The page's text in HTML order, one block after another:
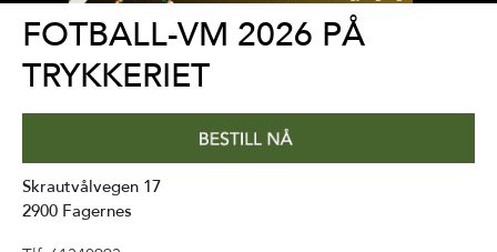
FOTBALL-VM 2026 PÅ
TRYKKERIET
Skrautvålvegen 17
2900 Fagernes